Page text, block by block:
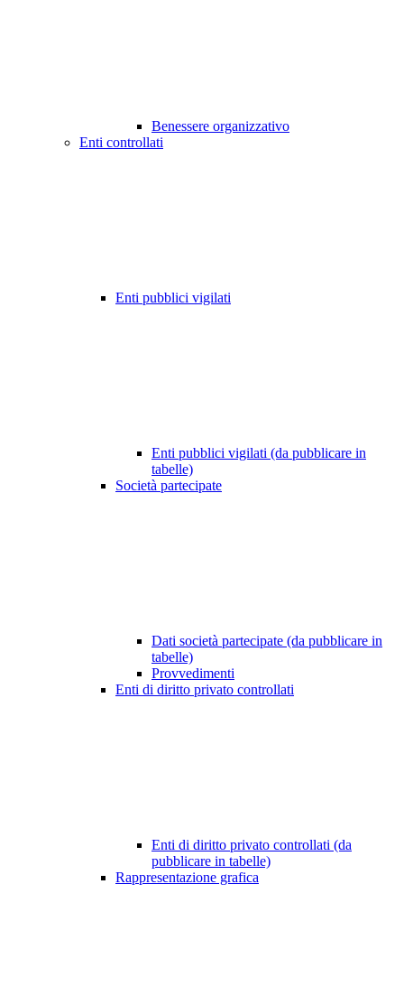
Benessere organizzativo
Enti controllati
Enti pubblici vigilati
Enti pubblici vigilati (da pubblicare in
tabelle)
Società partecipate
Dati società partecipate (da pubblicare in
tabelle)
Provvedimenti
Enti di diritto privato controllati
Enti di diritto privato controllati (da
pubblicare in tabelle)
Rappresentazione grafica